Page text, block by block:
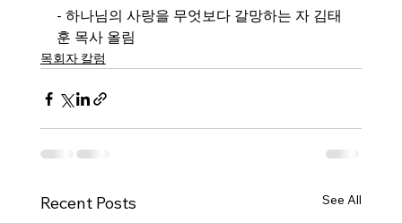
- 하나님의 사랑을 무엇보다 갈망하는 자 김태
훈 목사 올림
목회자 칼럼
Recent Posts See All